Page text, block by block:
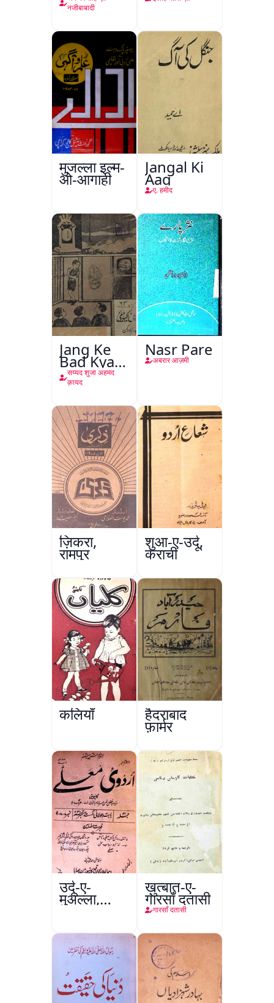
नजीबाबादी
मुजल्ला इल्म-
ओ-आगाही
Jangal Ki
Aag
ए. हमीद
Jang Ke
Bad Kya
Hoga
सय्यद शुजा अहमद
क़ायद
Nasr Pare
अबरार आज़मी
ज़िकरा,
रामपुर
शुआ-ए-उर्दू,
कराची
कलियाँ हैदराबाद
फ़ार्मर
उर्दू-ए-
मुअल्ला,
कानपुर
ख़ुत्बात-ए-
गारसाँ दतासी
गारसाँ दतासी